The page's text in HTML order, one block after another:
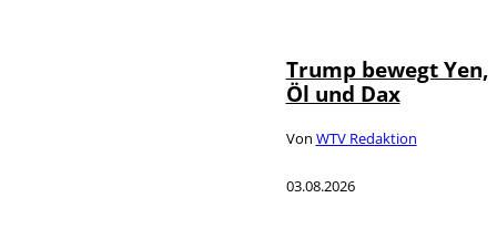
Trump bewegt Yen,
Öl und Dax
Von WTV Redaktion
03.08.2026